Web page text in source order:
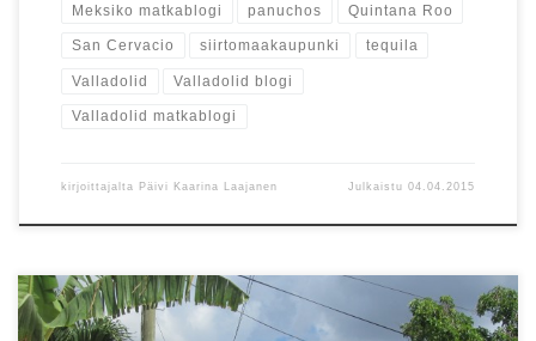
Meksiko matkablogi panuchos Quintana Roo
San Cervacio siirtomaakaupunki tequila
Valladolid Valladolid blogi
Valladolid matkablogi
kirjoittajalta Päivi Kaarina Laajanen Julkaistu04.04.2015